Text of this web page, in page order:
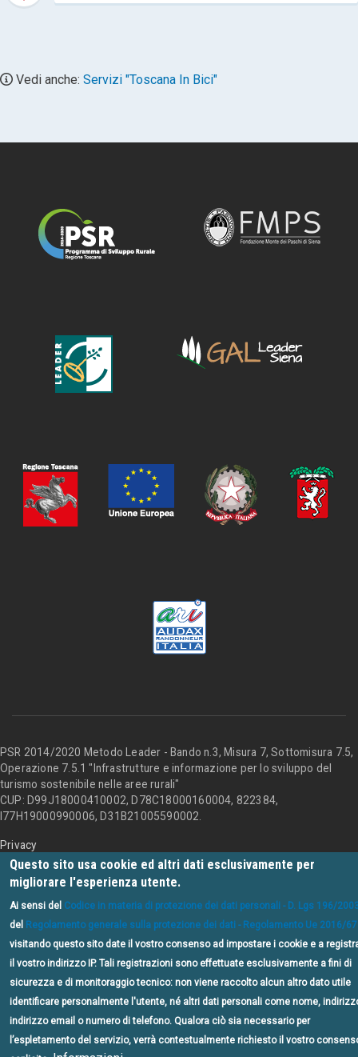
Vedi anche: Servizi "Toscana In Bici"
PSR 2014/2020 Metodo Leader - Bando n.3, Misura 7, Sottomisura 7.5,
Operazione 7.5.1 "Infrastrutture e informazione per lo sviluppo del
turismo sostenibile nelle aree rurali"
CUP: D99J18000410002, D78C18000160004, 822384,
I77H19000990006, D31B21005590002.
Privacy
Questo sito usa cookie ed altri dati esclusivamente per
migliorare l'esperienza utente.
Ai sensi del Codice in materia di protezione dei dati personali - D. Lgs 196/
del Regolamento generale sulla protezione dei dati - Regolamento Ue 2016/
visitando questo sito date il vostro consenso ad impostare i cookie e a
il vostro indirizzo IP. Tali registrazioni sono effettuate esclusivamente a fini di
sicurezza e di monitoraggio tecnico: non viene raccolto alcun altro dato utile
identificare personalmente l'utente, né altri dati personali come nome,
indirizzo email o numero di telefono. Qualora ciò sia necessario per
l’espletamento del servizio, verrà contestualmente richiesto il vostro